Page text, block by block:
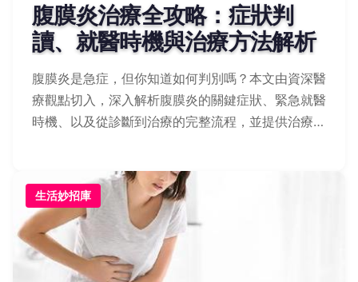
腹膜炎治療全攻略：症狀判
讀、就醫時機與治療方法解析
腹膜炎是急症，但你知道如何判別嗎？本文由資深醫
療觀點切入，深入解析腹膜炎的關鍵症狀、緊急就醫
時機、以及從診斷到治療的完整流程，並提供治療後
生活妙招庫